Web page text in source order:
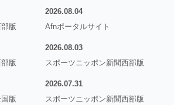
版
2026.08.04
Afnポータルサイト
版
2026.08.03
スポーツニッポン新聞西部版
版
2026.07.31
スポーツニッポン新聞西部版